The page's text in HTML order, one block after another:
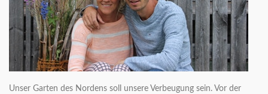
Unser Garten des Nordens soll unsere Verbeugung sein. Vor der